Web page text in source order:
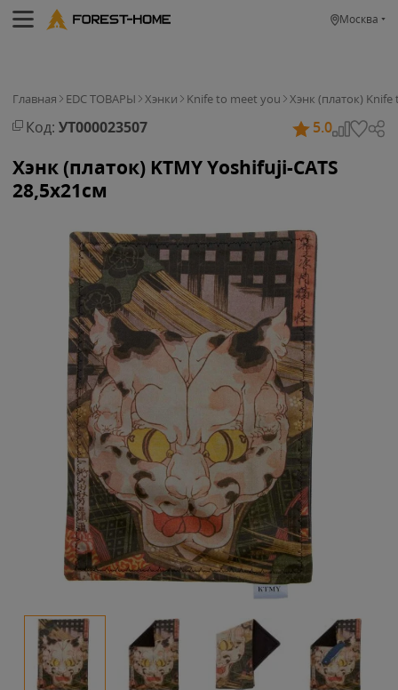
Москва
Главная EDC ТОВАРЫ Хэнки Knife to meet you Хэнк (платок)
Код: УТ000023507 5.0
Хэнк (платок) KTMY Yoshifuji-CATS
28,5x21см